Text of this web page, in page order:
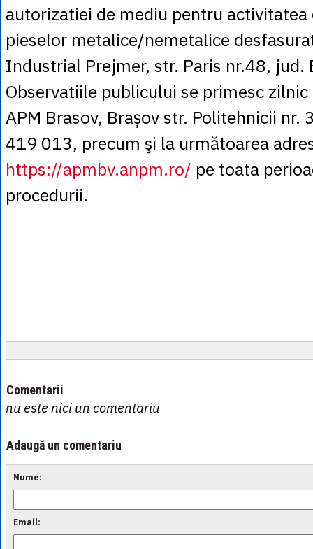
autorizatiei de mediu pentru activitatea
pieselor metalice/nemetalice
Industrial Prejmer, str. Paris nr.48, jud.
Observatiile publicului se primesc
APM Brasov, Brașov str. Politehnicii
419 013, precum şi la următoarea
https://apmbv.anpm.ro/ pe toata
procedurii.
Comentarii
nu este nici un comentariu
Adaugă un comentariu
Nume:
Email: